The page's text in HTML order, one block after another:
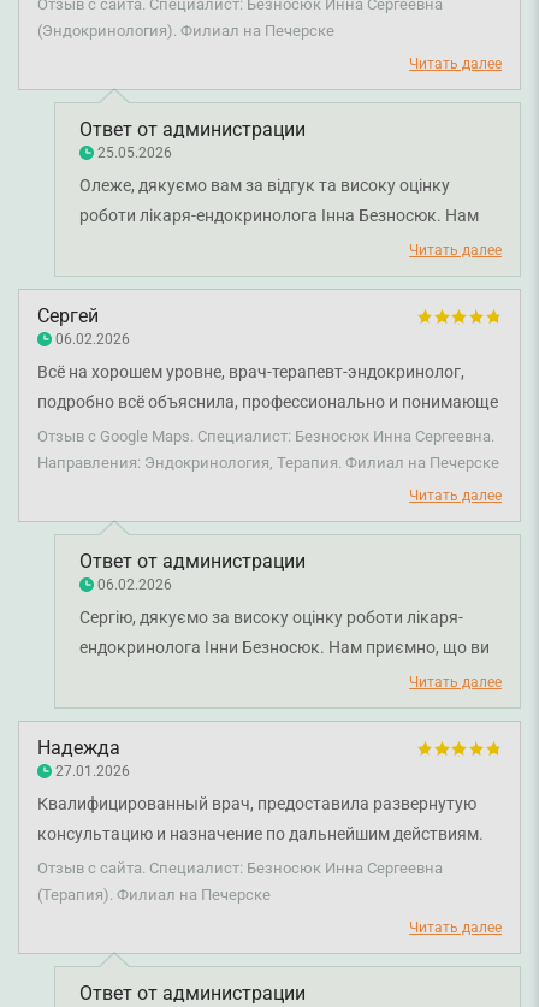
на рецепції залишили у вас позитивні враження
навіть попри непрості обставини. Обов'язково
передамо всій команді ваші слова подяки. Бажаємо
объяснила, после назначенного лечения состояние
быстро улучшилось. Спасибо за профессиональность!
Отзыв с сайта. Специалист: Безносюк Инна Сергеевна
(Эндокринология). Филиал на Печерске
Читать далее
Ответ от администрации
25.05.2026
Олеже, дякуємо вам за відгук та високу оцінку
роботи лікаря-ендокринолога Інна Безносюк. Нам
дуже приємно знати, що ви залишилися задоволені
консультацією, уважним підходом лікаря та
отримали зрозумілі пояснення щодо лікування.
Бажаємо вам міцного здоров'я!
Читать далее
Сергей
06.02.2026
Всё на хорошем уровне, врач-терапевт-эндокринолог,
подробно всё объяснила, профессионально и понимающе
разъяснила мне как быть и что делать. Спасибо.
Отзыв с Google Maps. Специалист: Безносюк Инна Сергеевна.
Направления: Эндокринология, Терапия. Филиал на Печерске
Читать далее
Ответ от администрации
06.02.2026
Сергію, дякуємо за високу оцінку роботи лікаря-
ендокринолога Інни Безносюк. Нам приємно, що ви
відзначили професійний та уважний підхід. Бажаємо
вам міцного здоров'я!
Читать далее
Надежда
27.01.2026
Квалифицированный врач, предоставила развернутую
консультацию и назначение по дальнейшим действиям.
Спасибо!
Отзыв с сайта. Специалист: Безносюк Инна Сергеевна
(Терапия). Филиал на Печерске
Читать далее
Ответ от администрации